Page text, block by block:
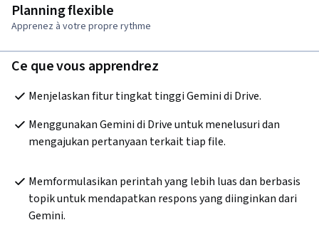
Planning flexible
Apprenez à votre propre rythme
Ce que vous apprendrez
Menjelaskan fitur tingkat tinggi Gemini di Drive.
Menggunakan Gemini di Drive untuk menelusuri dan
mengajukan pertanyaan terkait tiap file.
Memformulasikan perintah yang lebih luas dan berbasis
topik untuk mendapatkan respons yang diinginkan dari
Gemini.